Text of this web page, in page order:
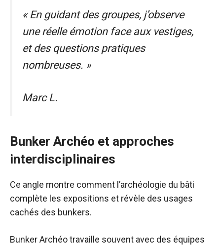
« En guidant des groupes, j’observe
une réelle émotion face aux vestiges,
et des questions pratiques
nombreuses. »
Marc L.
Bunker Archéo et approches
interdisciplinaires
Ce angle montre comment l’archéologie du bâti
complète les expositions et révèle des usages
cachés des bunkers.
Bunker Archéo travaille souvent avec des équipes